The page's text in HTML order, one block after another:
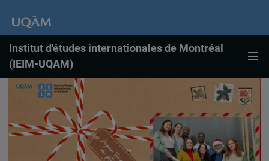
Institut d'études internationales de Montréal
(IEIM-UQAM)